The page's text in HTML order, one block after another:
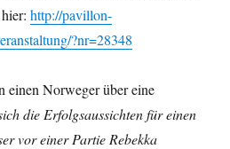
hier:http://pavillon-
?nr=28348
einen Norweger über eine
die Erfolgsaussichten für einen
vor einer Partie Rebekka